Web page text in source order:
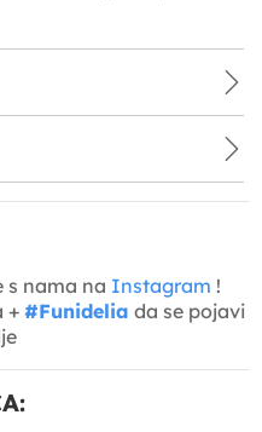
s nama na Instagram !
+#Funidelia da se pojavi